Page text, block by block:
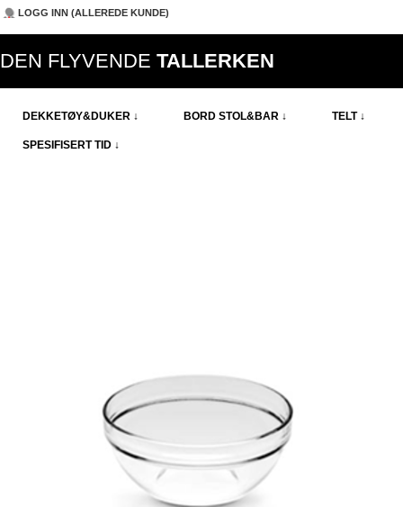
LOGG INN (ALLEREDE KUNDE)
DEN FLYVENDE TALLERKEN
DEKKETØY&DUKER ↓ BORD STOL&BAR ↓ TELT ↓
SPESIFISERT TID ↓